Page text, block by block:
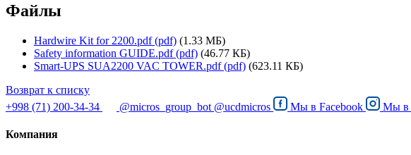
Файлы
Hardwire Kit for 2200.pdf (pdf) (1.33 МБ)
Safety information GUIDE.pdf (pdf) (46.77 КБ)
Smart-UPS SUA2200 VAC TOWER.pdf (pdf) (623.11 КБ)
Возврат к списку
+998 (71) 200-34-34
@micros_group_bot @ucdmicros Мы в Facebook Мы в
Компания